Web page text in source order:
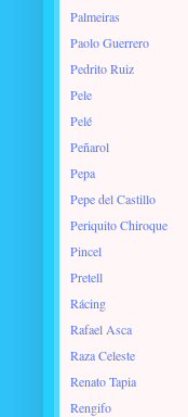
Palmeiras
Paolo Guerrero
Pedrito Ruiz
Pele
Pelé
Peñarol
Pepa
Pepe del Castillo
Periquito Chiroque
Pincel
Pretell
Rácing
Rafael Asca
Raza Celeste
Renato Tapia
Rengifo